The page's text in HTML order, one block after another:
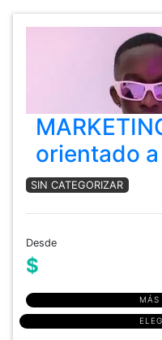
orientado
SIN CATEGORIZAR
Desde
$
MÁS